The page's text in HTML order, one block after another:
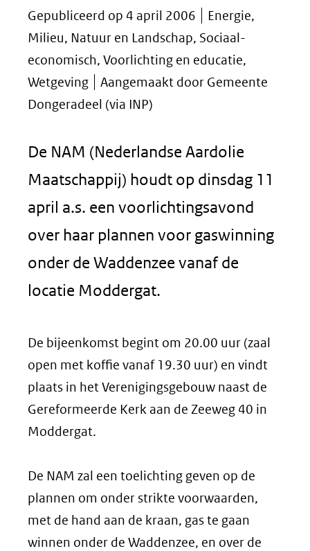
Gepubliceerd op 4 april 2006
Energie,
Milieu, Natuur en Landschap, Sociaal-
economisch, Voorlichting en educatie,
Wetgeving
Aangemaakt door Gemeente
Dongeradeel (via INP)
De NAM (Nederlandse Aardolie
Maatschappij) houdt op dinsdag 11
april a.s. een voorlichtingsavond
over haar plannen voor gaswinning
onder de Waddenzee vanaf de
locatie Moddergat.
De bijeenkomst begint om 20.00 uur (zaal
open met koffie vanaf 19.30 uur) en vindt
plaats in het Verenigingsgebouw naast de
Gereformeerde Kerk aan de Zeeweg 40 in
Moddergat.
De NAM zal een toelichting geven op de
plannen om onder strikte voorwaarden,
met de hand aan de kraan, gas te gaan
winnen onder de Waddenzee, en over de